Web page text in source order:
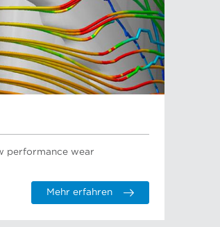
performance wear
Mehr erfahren